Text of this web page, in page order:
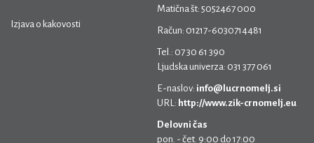
Izjava o kakovosti
Matična št: 5052467 000
Račun: 01217-6030714481
Tel.: 07 30 61 390
Ljudska univerza: 031 377 061
E-naslov: info@lucrnomelj.si
URL: http://www.zik-crnomelj.eu
Delovni čas
pon. - čet. 9:00 do 17:00